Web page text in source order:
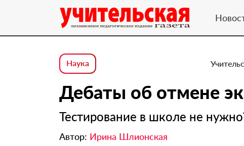
Наука
Дебаты об отмене
Тестирование в школе не
Автор: Ирина Шлионская